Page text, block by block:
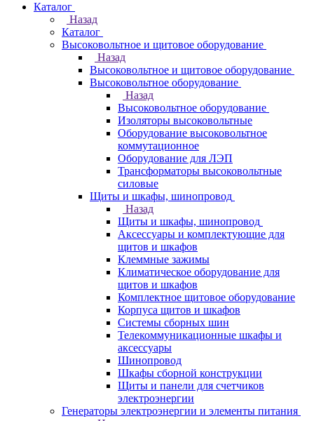
Каталог
Назад
Каталог
Высоковольтное и щитовое оборудование
Назад
Высоковольтное и щитовое оборудование
Высоковольтное оборудование
Назад
Высоковольтное оборудование
Изоляторы высоковольтные
Оборудование высоковольтное
коммутационное
Оборудование для ЛЭП
Трансформаторы высоковольтные
силовые
Щиты и шкафы, шинопровод
Назад
Щиты и шкафы, шинопровод
Аксессуары и комплектующие для
щитов и шкафов
Клеммные зажимы
Климатическое оборудование для
щитов и шкафов
Комплектное щитовое оборудование
Корпуса щитов и шкафов
Системы сборных шин
Телекоммуникационные шкафы и
аксессуары
Шинопровод
Шкафы сборной конструкции
Щиты и панели для счетчиков
электроэнергии
Генераторы электроэнергии и элементы питания